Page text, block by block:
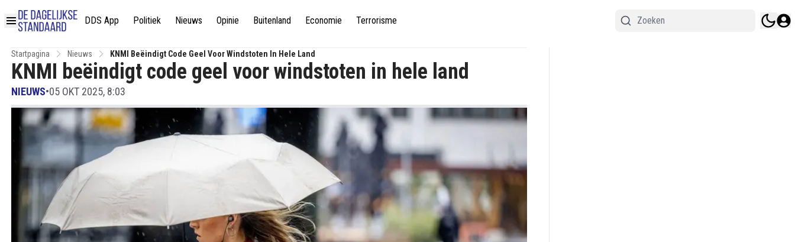
DDS App Politiek Nieuws Opinie Buitenland Economie Terrorisme
Startpagina Nieuws KNMI Beëindigt Code Geel Voor Windstoten In Hele Land
KNMI beëindigt code geel voor windstoten in hele land
NIEUWS•05 OKT 2025, 8:03